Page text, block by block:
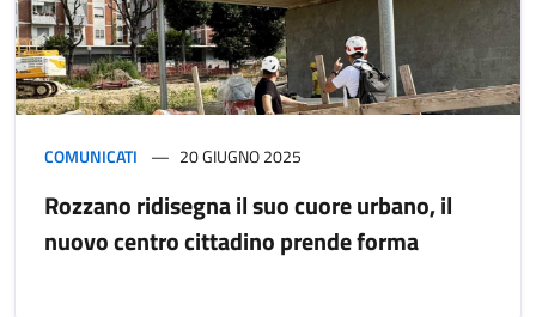
COMUNICATI 20 GIUGNO 2025
Rozzano ridisegna il suo cuore urbano, il
nuovo centro cittadino prende forma